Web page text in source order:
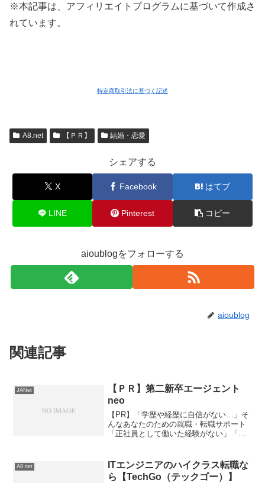
※本記事は、アフィリエイトプログラムに基づいて作成さ
れています。
特定商取引法に基づく記述
A8.net 【ＰＲ】 結婚・恋愛
シェアする
X Facebook はてブ
LINE Pinterest コピー
aioublogをフォローする
aioublog
関連記事
JANet
【ＰＲ】第二新卒エージェント
neo
【PR】「学歴や経歴に自信がない…」そ
んなあなたのための就職・転職サポート
「正社員として働いた経験がない」「フ
いる」そんな悩みを抱えている18〜28歳
の方に向けて、学歴...
A8.net
ITエンジニアのハイクラス転職な
ら【TechGo（テックゴー）】